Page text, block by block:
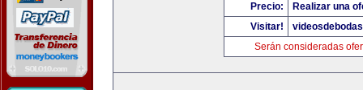
Precio:
Realizar una
Visitar!
Serán consideradas